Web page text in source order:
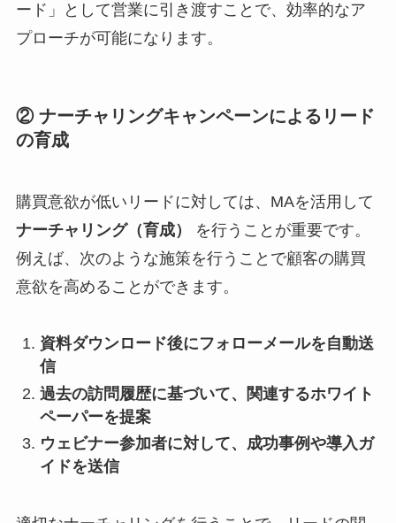
ード」として営業に引き渡すことで、効率的なア
プローチが可能になります。
② ナーチャリングキャンペーンによるリード
の育成
購買意欲が低いリードに対しては、MAを活用して
ナーチャリング（育成）
を行うことが重要です。
例えば、次のような施策を行うことで顧客の購買
意欲を高めることができます。
資料ダウンロード後にフォローメールを自動送
信
過去の訪問履歴に基づいて、関連するホワイト
ペーパーを提案
ウェビナー参加者に対して、成功事例や導入ガ
イドを送信